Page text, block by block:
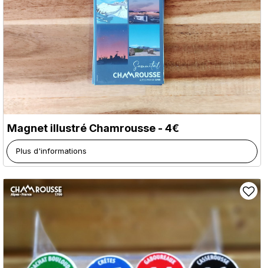
Magnet illustré Chamrousse - 4€
Plus d'informations